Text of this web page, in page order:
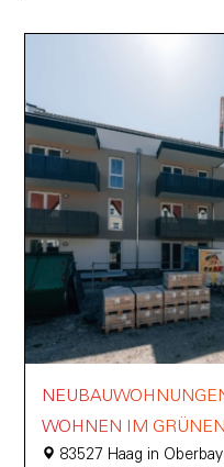
WOHNEN IM
83527 Haag in